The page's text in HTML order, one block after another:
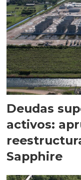
Deudas
activos:
Sapphire